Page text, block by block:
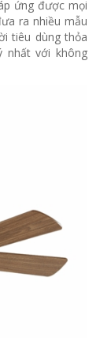
ứng được mọi
ra nhiều mẫu
tiêu dùng thỏa
nhất với không